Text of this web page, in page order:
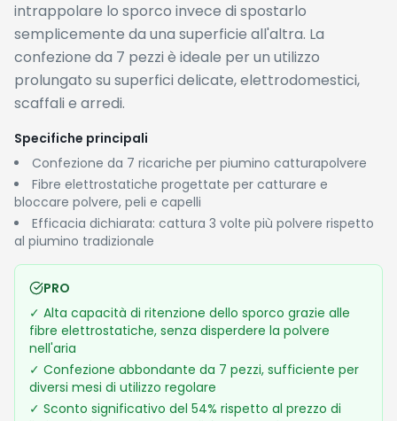
intrappolare lo sporco invece di spostarlo
semplicemente da una superficie all'altra. La
confezione da 7 pezzi è ideale per un utilizzo
prolungato su superfici delicate, elettrodomestici,
scaffali e arredi.
Specifiche principali
Confezione da 7 ricariche per piumino catturapolvere
Fibre elettrostatiche progettate per catturare e
bloccare polvere, peli e capelli
Efficacia dichiarata: cattura 3 volte più polvere rispetto
al piumino tradizionale
PRO
✓ Alta capacità di ritenzione dello sporco grazie alle
fibre elettrostatiche, senza disperdere la polvere
nell'aria
✓ Confezione abbondante da 7 pezzi, sufficiente per
diversi mesi di utilizzo regolare
✓ Sconto significativo del 54% rispetto al prezzo di